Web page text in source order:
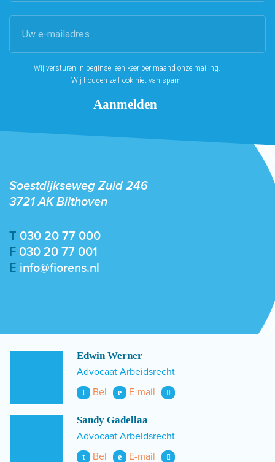
Wij versturen in beginsel een keer per maand onze mailing.
Wij houden zelf ook niet van spam.
Soestdijkseweg Zuid 246
3721 AK Bilthoven
T 030 20 77 000
F 030 20 77 001
E info@fiorens.nl
Edwin Werner
Advocaat Arbeidsrecht
t Bel e E-mail
Sandy Gadellaa
Advocaat Arbeidsrecht
t Bel e E-mail